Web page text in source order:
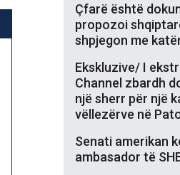
Çfarë është
propozoi
shpjegon me
Ekskluzive/ I
Channel zbardh
një sherr për një
vëllezërve në
Senati amerikan
ambasador të